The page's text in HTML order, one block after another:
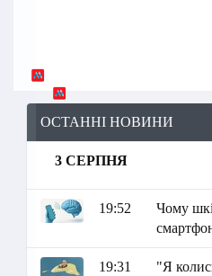
ОСТАННІ НОВИНИ
3 СЕРПНЯ
19:52
Чому
19:31
"Я